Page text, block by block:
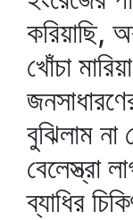
করিয়াছি,
খোঁচা
বুঝিলাম না
বেলেস্ত্রা
ব্যাধির